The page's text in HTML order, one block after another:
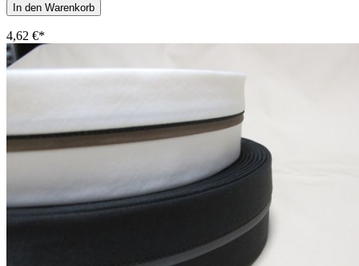
In den Warenkorb
4,62 €*